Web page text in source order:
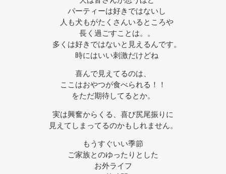
パーティーは好きではないし
人も犬もがたくさんいるところや
長く過ごすことは。。
多くは好きではないと見えるんです。
時にはいい刺激だけどね
喜んで見えてるのは、
ここはおやつが食べられる！！
をただ期待してるとか。
実は興奮からくる、喜び尻尾振りに
見えてしまってるのかもしれません。
もうすぐいい季節
ご家族とのゆったりとした
お外ライフ